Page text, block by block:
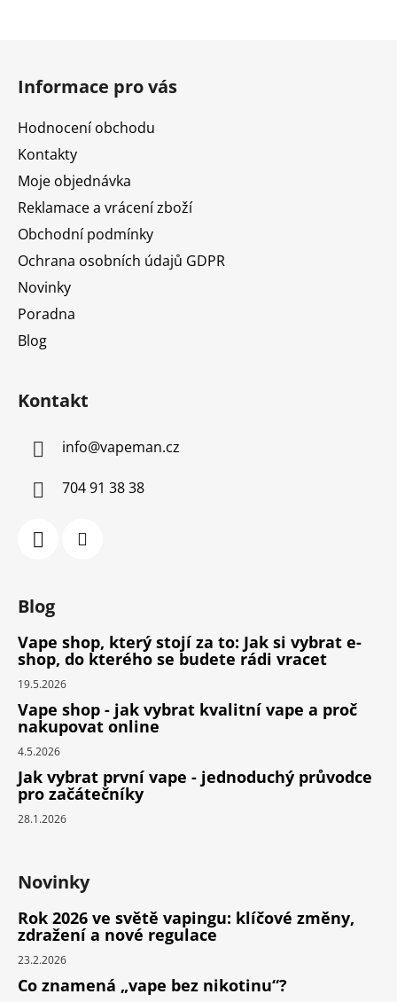
Informace pro vás
Hodnocení obchodu
Kontakty
Moje objednávka
Reklamace a vrácení zboží
Obchodní podmínky
Ochrana osobních údajů GDPR
Novinky
Poradna
Blog
Kontakt
info@vapeman.cz
704 91 38 38
Blog
Vape shop, který stojí za to: Jak si vybrat e-
shop, do kterého se budete rádi vracet
19.5.2026
Vape shop - jak vybrat kvalitní vape a proč
nakupovat online
4.5.2026
Jak vybrat první vape - jednoduchý průvodce
pro začátečníky
28.1.2026
Novinky
Rok 2026 ve světě vapingu: klíčové změny,
zdražení a nové regulace
23.2.2026
Co znamená „vape bez nikotinu“?